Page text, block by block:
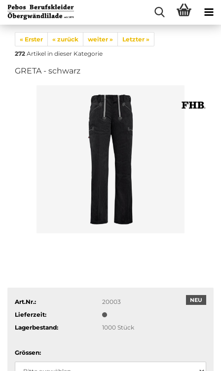
« Erster « zurück weiter »
Letzter »
272 Artikel in dieser Kategorie
GRETA - schwarz
NEU
Art.Nr.:
20003
Lieferzeit:
Lagerbestand:
1000 Stück
Grössen: